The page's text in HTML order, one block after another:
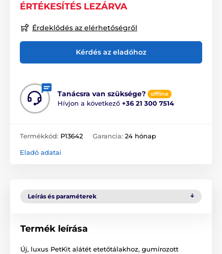
ÉRTÉKESÍTÉS LEZÁRVA
Érdeklődés az elérhetőségről
Kérdés az eladóhoz
Tanácsra van szüksége? offline
Hívjon a következő +36 21 300 7514
Termékkód: P13642 Garancia: 24 hónap
Eladó adatai
Leírás és paraméterek
Termék leírása
Új, luxus PetKit alátét etetőtálakhoz, gumírozott